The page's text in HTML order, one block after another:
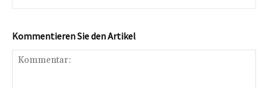
Kommentieren Sie den Artikel